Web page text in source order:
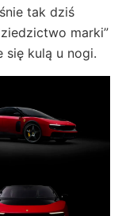
tak dziś
marki”
się kulą u nogi.